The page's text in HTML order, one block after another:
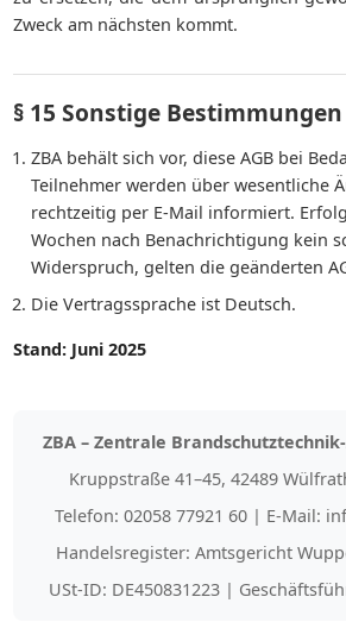
Zweck am nächsten kommt.
§ 15 Sonstige Bestimmungen
ZBA behält sich vor, diese AGB bei
Teilnehmer werden über wesentliche
rechtzeitig per E-Mail informiert.
Wochen nach Benachrichtigung kein
Widerspruch, gelten die geänderten
Die Vertragssprache ist Deutsch.
Stand: Juni 2025
ZBA – Zentrale
Kruppstraße 41–45, 42489
Telefon: 02058 77921 60 | E-Mail:
Handelsregister: Amtsgericht
USt-ID: DE450831223 |